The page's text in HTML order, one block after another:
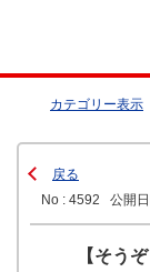
カテゴリー表示
戻る
No : 4592
公開
【そう